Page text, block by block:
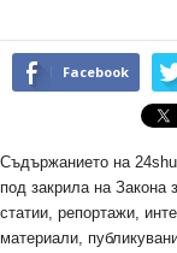
Facebook
Съдържанието на
под закрила на Закона
статии, репортажи,
материали,